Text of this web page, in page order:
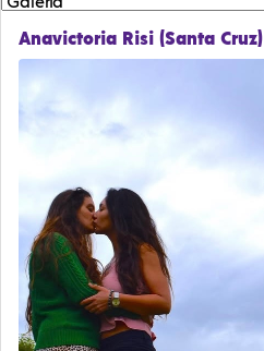
Anavictoria Risi (Santa Cruz)